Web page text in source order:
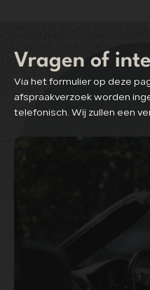
Vragen of
Via het formulier op deze
afspraakverzoek worden
telefonisch. Wij zullen een